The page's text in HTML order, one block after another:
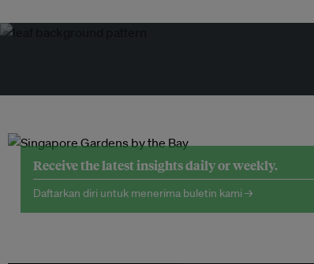
Receive the latest insights daily or weekly.
Daftarkan diri untuk menerima buletin kami →